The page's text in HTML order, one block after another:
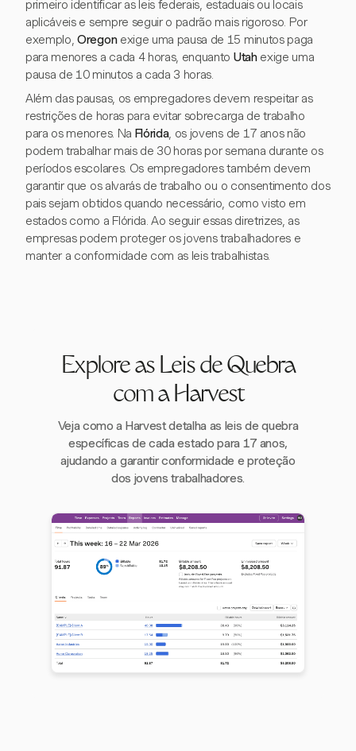
primeiro identificar as leis federais, estaduais ou locais
aplicáveis e sempre seguir o padrão mais rigoroso. Por
exemplo,Oregonexige uma pausa de 15 minutos paga
para menores a cada 4 horas, enquanto Utahexige uma
pausa de 10 minutos a cada 3 horas.
Além das pausas, os empregadores devem respeitar as
restrições de horas para evitar sobrecarga de trabalho
para os menores. Na Flórida, os jovens de 17 anos não
podem trabalhar mais de 30 horas por semana durante os
períodos escolares. Os empregadores também devem
garantir que os alvarás de trabalho ou o consentimento dos
pais sejam obtidos quando necessário, como visto em
estados como a Flórida. Ao seguir essas diretrizes, as
empresas podem proteger os jovens trabalhadores e
manter a conformidade com as leis trabalhistas.
Explore as Leis de Quebra
com a Harvest
Veja como a Harvest detalha as leis de quebra
específicas de cada estado para 17 anos,
ajudando a garantir conformidade e proteção
dos jovens trabalhadores.